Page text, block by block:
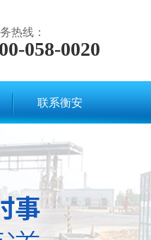
热线：
058-0020
联系衡安